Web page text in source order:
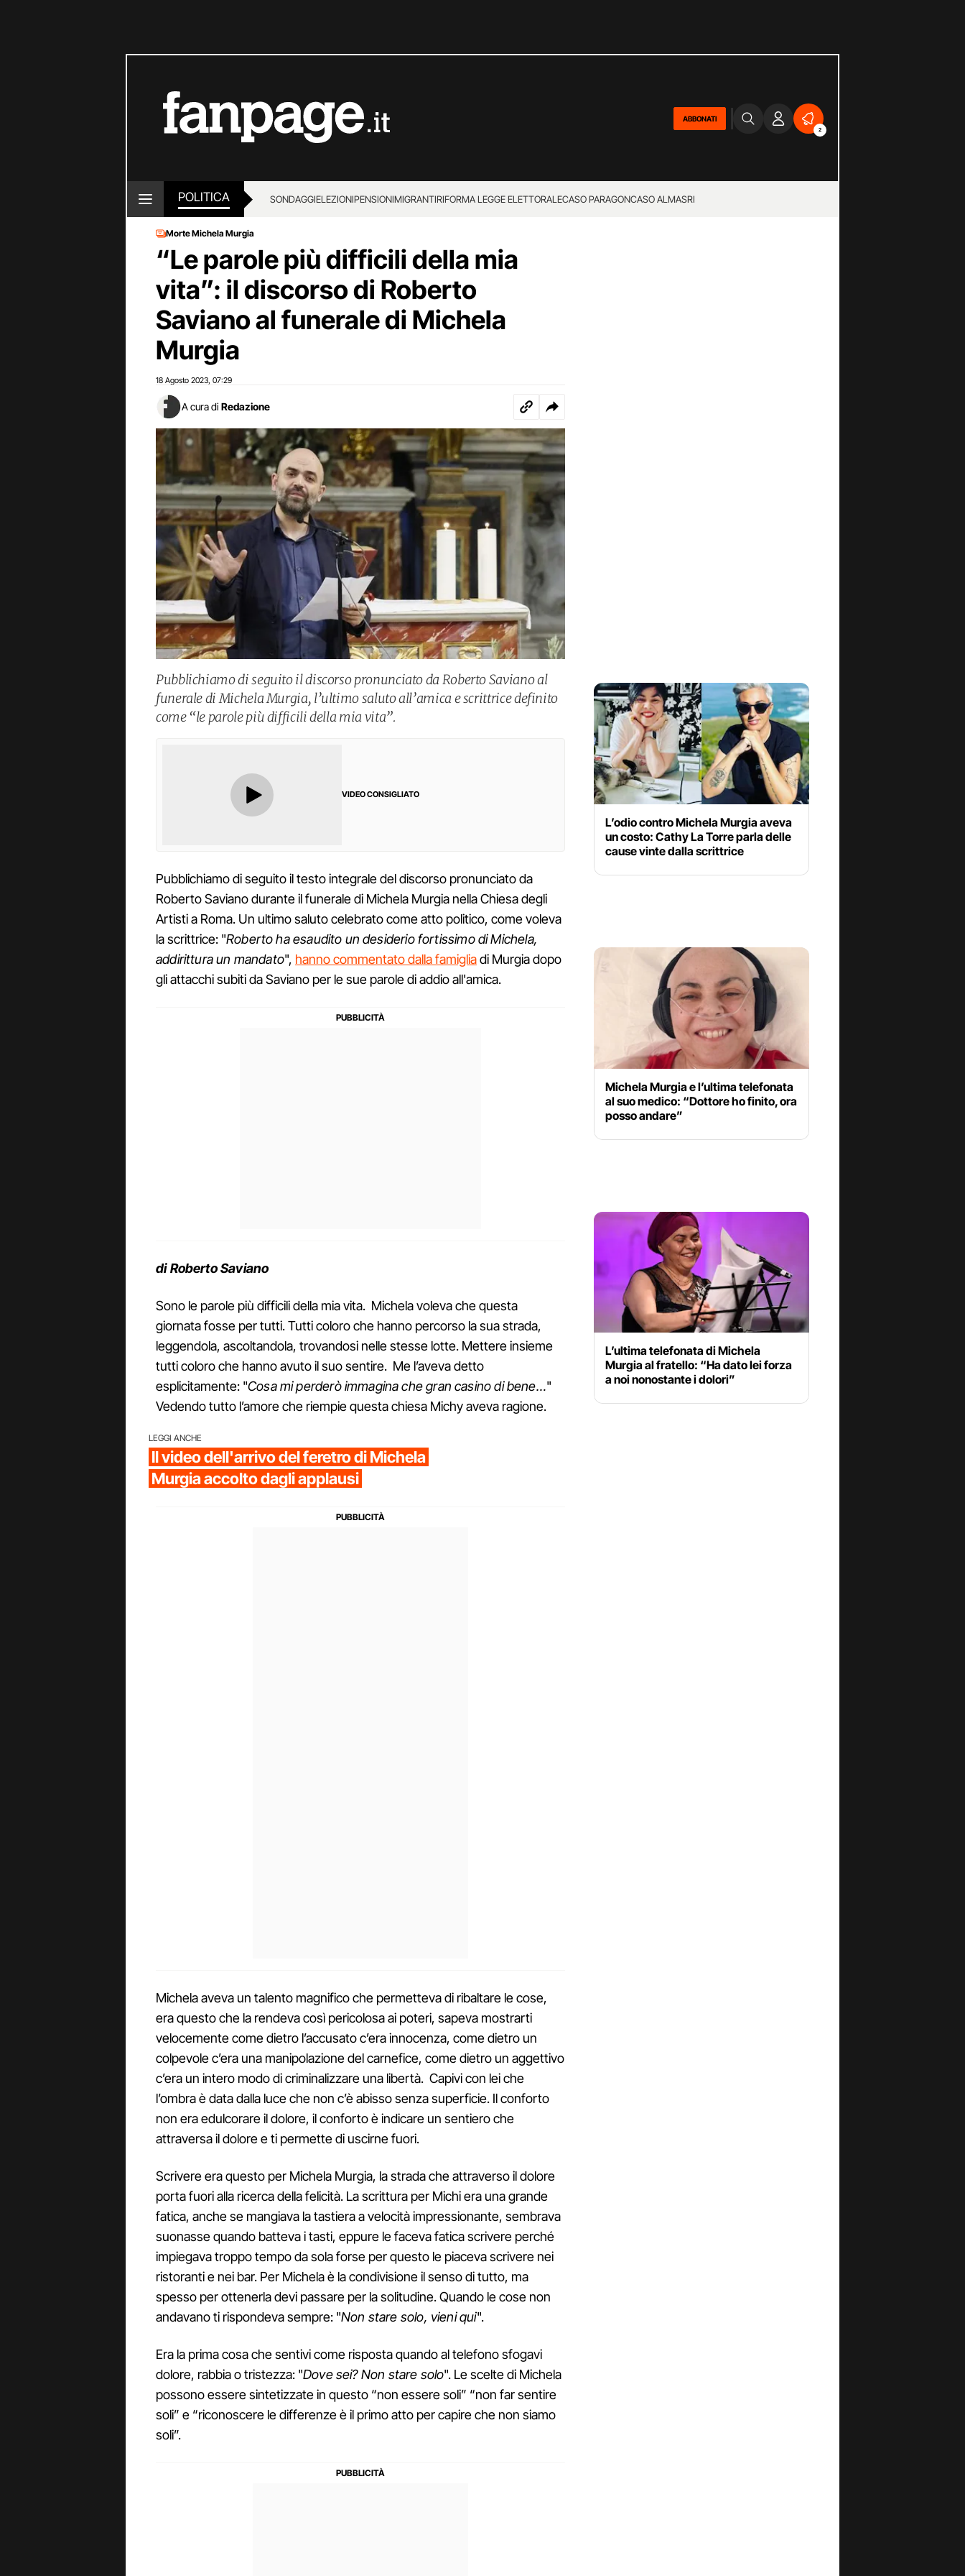
ABBONATI
2
POLITICA SONDAGGIELEZIONIPENSIONIMIGRANTIRIFORMA LEGGE ELETTORALECASO PARAGONCASO ALMASRI
Morte Michela Murgia
“Le parole più difficili della mia
vita”: il discorso di Roberto
Saviano al funerale di Michela
Murgia
18 Agosto 2023 07:29
A cura di Redazione
Pubblichiamo di seguito il discorso pronunciato da Roberto Saviano al
funerale di Michela Murgia, l’ultimo saluto all’amica e scrittrice definito
come “le parole più difficili della mia vita”.
VIDEO CONSIGLIATO
Pubblichiamo di seguito il testo integrale del discorso pronunciato da
Roberto Saviano durante il funerale di Michela Murgia nella Chiesa degli
Artisti a Roma. Un ultimo saluto celebrato come atto politico, come voleva
la scrittrice: "Roberto ha esaudito un desiderio fortissimo di Michela,
addirittura un mandato", hanno commentato dalla famigliadi Murgia dopo
gli attacchi subiti da Saviano per le sue parole di addio all'amica.
di Roberto Saviano
Sono le parole più difficili della mia vita. Michela voleva che questa
giornata fosse per tutti. Tutti coloro che hanno percorso la sua strada,
leggendola, ascoltandola, trovandosi nelle stesse lotte. Mettere insieme
tutti coloro che hanno avuto il suo sentire. Me l’aveva detto
esplicitamente: "Cosa mi perderò immagina che gran casino di bene…"
Vedendo tutto l’amore che riempie questa chiesa Michy aveva ragione.
LEGGI ANCHE
Il video dell'arrivo del feretro di Michela
Murgia accolto dagli applausi
Michela aveva un talento magnifico che permetteva di ribaltare le cose,
era questo che la rendeva così pericolosa ai poteri, sapeva mostrarti
velocemente come dietro l’accusato c’era innocenza, come dietro un
colpevole c’era una manipolazione del carnefice, come dietro un aggettivo
c’era un intero modo di criminalizzare una libertà. Capivi con lei che
l’ombra è data dalla luce che non c’è abisso senza superficie. Il conforto
non era edulcorare il dolore, il conforto è indicare un sentiero che
attraversa il dolore e ti permette di uscirne fuori.
Scrivere era questo per Michela Murgia, la strada che attraverso il dolore
porta fuori alla ricerca della felicità. La scrittura per Michi era una grande
fatica, anche se mangiava la tastiera a velocità impressionante, sembrava
suonasse quando batteva i tasti, eppure le faceva fatica scrivere perché
impiegava troppo tempo da sola forse per questo le piaceva scrivere nei
ristoranti e nei bar. Per Michela è la condivisione il senso di tutto, ma
spesso per ottenerla devi passare per la solitudine. Quando le cose non
andavano ti rispondeva sempre: "Non stare solo, vieni qui".
Era la prima cosa che sentivi come risposta quando al telefono sfogavi
dolore, rabbia o tristezza: "Dove sei? Non stare solo". Le scelte di Michela
possono essere sintetizzate in questo “non essere soli” “non far sentire
soli” e “riconoscere le differenze è il primo atto per capire che non siamo
soli”.
L’odio contro Michela Murgia aveva
un costo: Cathy La Torre parla delle
cause vinte dalla scrittrice
Michela Murgia e l’ultima telefonata
al suo medico: “Dottore ho finito, ora
posso andare”
L’ultima telefonata di Michela
Murgia al fratello: “Ha dato lei forza
a noi nonostante i dolori”